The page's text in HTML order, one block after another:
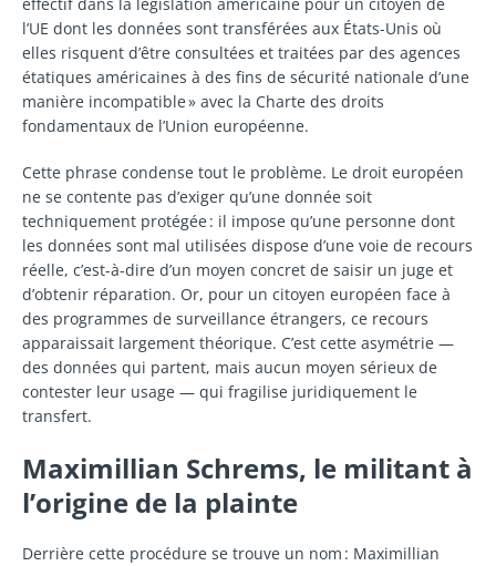
l’UE dont les données sont transférées aux États-Unis où
elles risquent d’être consultées et traitées par des agences
étatiques américaines à des fins de sécurité nationale d’une
manière incompatible » avec la Charte des droits
fondamentaux de l’Union européenne.
Cette phrase condense tout le problème. Le droit européen
ne se contente pas d’exiger qu’une donnée soit
techniquement protégée : il impose qu’une personne dont
les données sont mal utilisées dispose d’une voie de recours
réelle, c’est-à-dire d’un moyen concret de saisir un juge et
d’obtenir réparation. Or, pour un citoyen européen face à
des programmes de surveillance étrangers, ce recours
apparaissait largement théorique. C’est cette asymétrie —
des données qui partent, mais aucun moyen sérieux de
contester leur usage — qui fragilise juridiquement le
transfert.
Maximillian Schrems, le militant à
l’origine de la plainte
Derrière cette procédure se trouve un nom : Maximillian